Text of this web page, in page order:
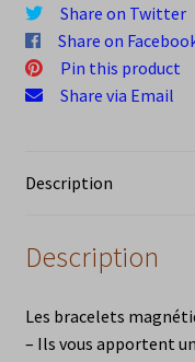
Share on Twitter
Share on
Pin this product
Share via Email
Description
Description
Les bracelets
– Ils vous apportent un